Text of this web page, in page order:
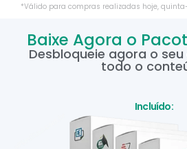
*Válido para compras realizadas hoje,
Baixe Agora o
Desbloqueie agora o
todo o
Incluído: